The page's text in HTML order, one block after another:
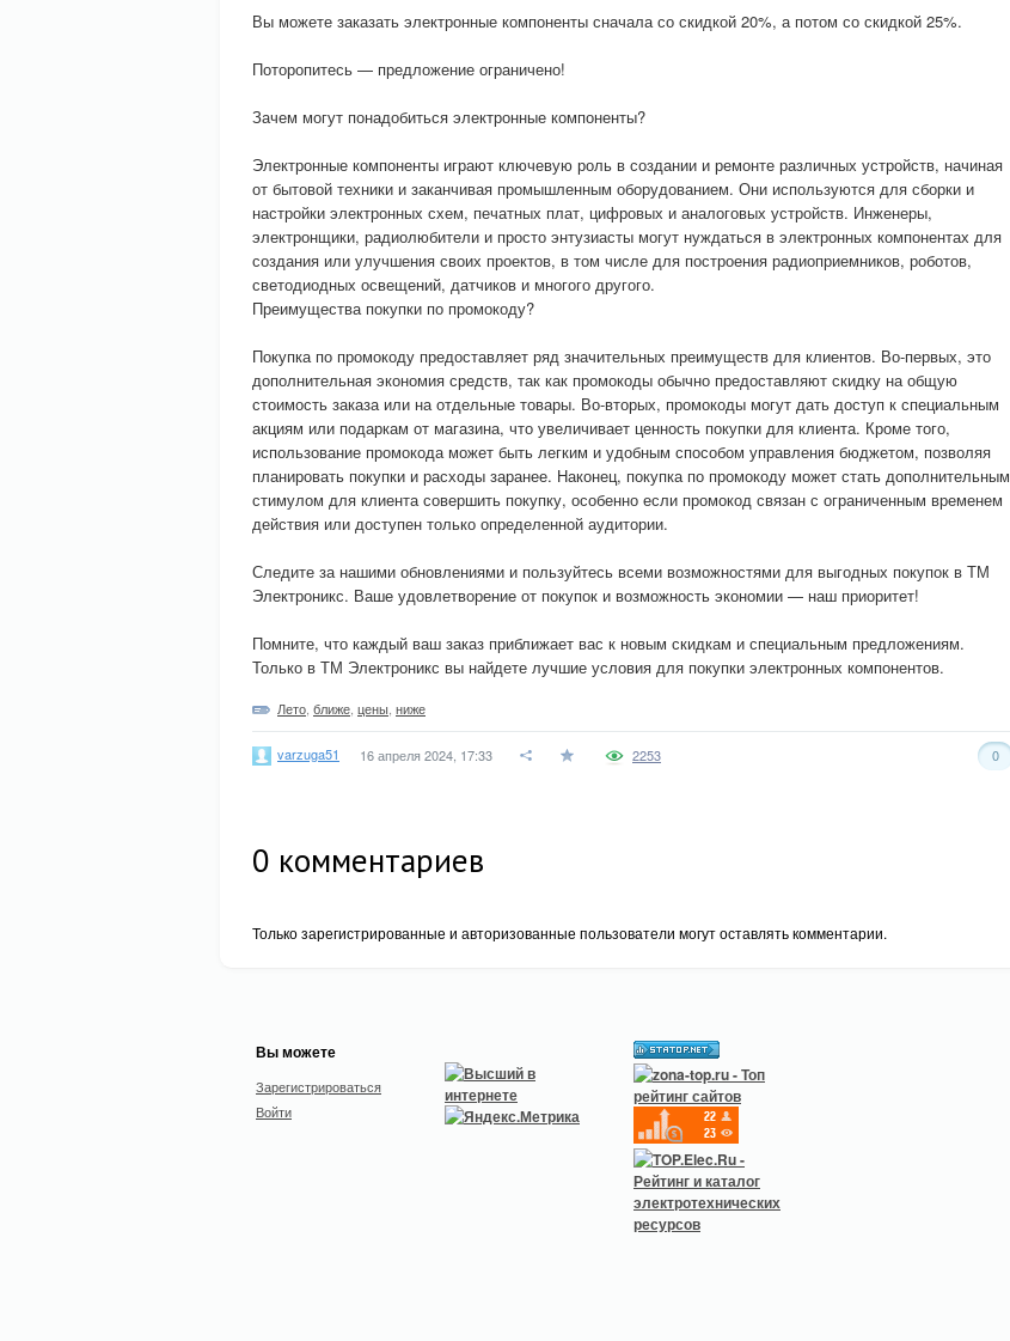
Вы можете заказать электронные компоненты сначала со скидкой 20%, а потом со скидкой 25%.
Поторопитесь — предложение ограничено!
Зачем могут понадобиться электронные компоненты?
Электронные компоненты играют ключевую роль в создании и ремонте различных устройств, начиная
от бытовой техники и заканчивая промышленным оборудованием. Они используются для сборки и
настройки электронных схем, печатных плат, цифровых и аналоговых устройств. Инженеры,
электронщики, радиолюбители и просто энтузиасты могут нуждаться в электронных компонентах для
создания или улучшения своих проектов, в том числе для построения радиоприемников, роботов,
светодиодных освещений, датчиков и многого другого.
Преимущества покупки по промокоду?
Покупка по промокоду предоставляет ряд значительных преимуществ для клиентов. Во-первых, это
дополнительная экономия средств, так как промокоды обычно предоставляют скидку на общую
стоимость заказа или на отдельные товары. Во-вторых, промокоды могут дать доступ к специальным
акциям или подаркам от магазина, что увеличивает ценность покупки для клиента. Кроме того,
использование промокода может быть легким и удобным способом управления бюджетом, позволяя
планировать покупки и расходы заранее. Наконец, покупка по промокоду может стать дополнительным
стимулом для клиента совершить покупку, особенно если промокод связан с ограниченным временем
действия или доступен только определенной аудитории.
Следите за нашими обновлениями и пользуйтесь всеми возможностями для выгодных покупок в ТМ
Электроникс. Ваше удовлетворение от покупок и возможность экономии — наш приоритет!
Помните, что каждый ваш заказ приближает вас к новым скидкам и специальным предложениям.
Только в ТМ Электроникс вы найдете лучшие условия для покупки электронных компонентов.
Лето ближе цены ниже
varzuga51 16 апреля 2024, 17:33 0
2253
0 комментариев
Только зарегистрированные и авторизованные пользователи могут оставлять комментарии.
Вы можете
Зарегистрироваться
Войти